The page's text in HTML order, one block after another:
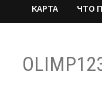
КАРТА ЧТО